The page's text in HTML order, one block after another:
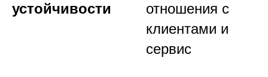
устойчивости
отношения с
клиентами и
сервис